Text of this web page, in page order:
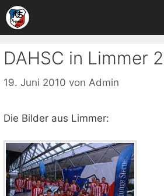
Zum
Inhalt
springen
DAHSC in Limmer
19. Juni 2010 von Admin
Die Bilder aus Limmer: